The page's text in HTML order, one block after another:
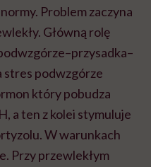
Problem zaczyna
Główną rolę
stres podwzgórze
który pobudza
a ten z kolei stymuluje
W warunkach
Przy przewlekłym